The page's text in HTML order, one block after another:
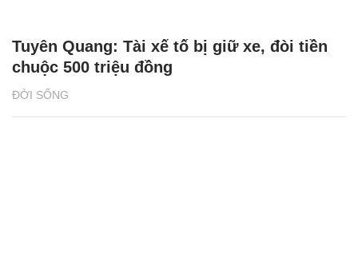
ĐỜI SỐNG
Tuyên Quang: Tài xế tố bị giữ xe, đòi tiền
chuộc 500 triệu đồng